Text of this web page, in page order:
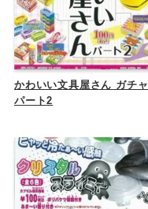
かわいい文具屋さん ガチャ
パート2